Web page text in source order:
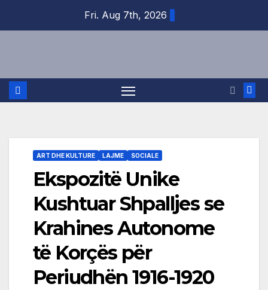
Fri. Aug 7th, 2026
ART DHE KULTURE LAJME SOCIALE
Ekspozitë Unike
Kushtuar Shpalljes se
Krahines Autonome
të Korçës për
Periudhën 1916-1920